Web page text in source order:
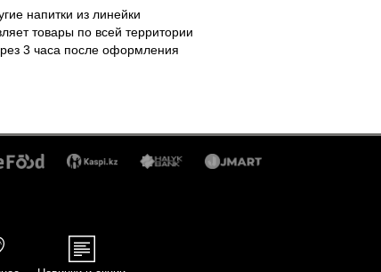
напитки из линейки
товары по всей
будет у вас через 3 часа после